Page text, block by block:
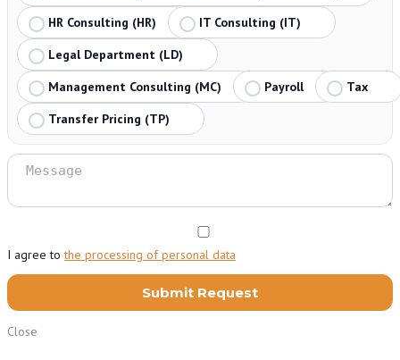
HR Consulting (HR)
IT Consulting (IT)
Legal Department (LD)
Management Consulting (MC)
Payroll
Tax
Transfer Pricing (TP)
I agree tothe processing of personal data
Close